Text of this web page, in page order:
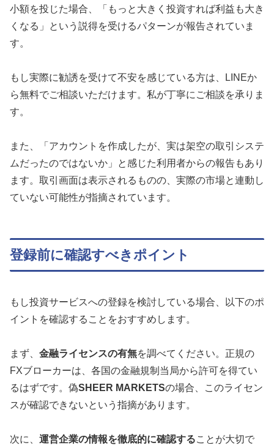
小額を投じた場合、「もっと大きく投資すれば利益も大き
くなる」という説得を受けるパターンが報告されていま
す。
もし実際に勧誘を受けて不安を感じている方は、LINEか
ら無料でご相談いただけます。私が丁寧にご相談を承りま
す。
また、「アカウントを作成したが、実は架空の取引システ
ムだったのではないか」と感じた利用者からの報告もあり
ます。取引画面は表示されるものの、実際の市場と連動し
ていない可能性が指摘されています。
登録前に確認すべきポイント
もし投資サービスへの登録を検討している場合、以下のポ
イントを確認することをおすすめします。
まず、 金融ライセンスの有無を調べてください。正規の
FXブローカーは、各国の金融規制当局から許可を得てい
るはずです。偽SHEER MARKETSの場合、このライセン
スが確認できないという指摘があります。
次に、 運営企業の情報を徹底的に確認することが大切で